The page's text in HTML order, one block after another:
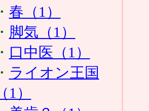
・ 春（1）
・ 脚気（1）
・ 口中医（1）
・ ライオン王国
（1）